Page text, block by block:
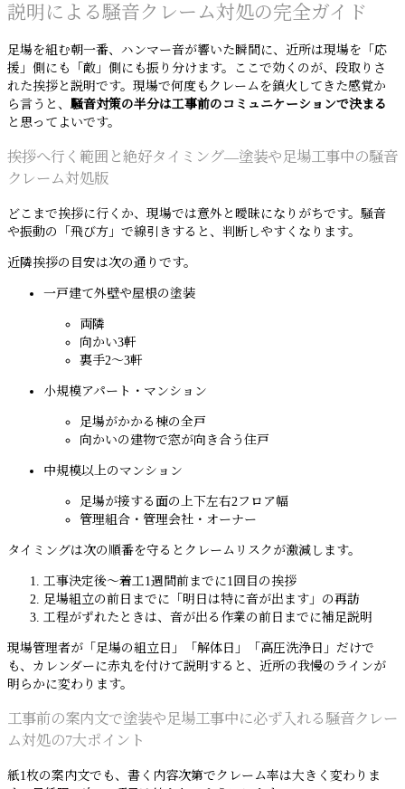
説明による騒音クレーム対処の完全ガイド
足場を組む朝一番、ハンマー音が響いた瞬間に、近所は現場を「応
援」側にも「敵」側にも振り分けます。ここで効くのが、段取りさ
れた挨拶と説明です。現場で何度もクレームを鎮火してきた感覚か
ら言うと、 騒音対策の半分は工事前のコミュニケーションで決まる
と思ってよいです。
挨拶へ行く範囲と絶好タイミング―塗装や足場工事中の騒音
クレーム対処版
どこまで挨拶に行くか、現場では意外と曖昧になりがちです。騒音
や振動の「飛び方」で線引きすると、判断しやすくなります。
近隣挨拶の目安は次の通りです。
一戸建て外壁や屋根の塗装
両隣
向かい3軒
裏手2〜3軒
小規模アパート・マンション
足場がかかる棟の全戸
向かいの建物で窓が向き合う住戸
中規模以上のマンション
足場が接する面の上下左右2フロア幅
管理組合・管理会社・オーナー
タイミングは次の順番を守るとクレームリスクが激減します。
工事決定後〜着工1週間前までに1回目の挨拶
足場組立の前日までに「明日は特に音が出ます」の再訪
工程がずれたときは、音が出る作業の前日までに補足説明
現場管理者が「足場の組立日」「解体日」「高圧洗浄日」だけで
も、カレンダーに赤丸を付けて説明すると、近所の我慢のラインが
明らかに変わります。
工事前の案内文で塗装や足場工事中に必ず入れる騒音クレー
ム対処の7大ポイント
紙1枚の案内文でも、書く内容次第でクレーム率は大きく変わりま